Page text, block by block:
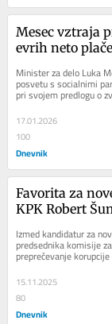
Mesec vztraja
evrih neto plače
Minister za delo Luka
posvetu s socialnimi
pri svojem predlogu o
minimalne plače na
Sindikati...
17.01.2026
100
Dnevnik
Favorita za
KPK Robert
Izmed kandidatur za
predsednika komisije za
preprečevanje
prispele v nabiralnik
republike, sta po oceni...
15.11.2025
80
Dnevnik